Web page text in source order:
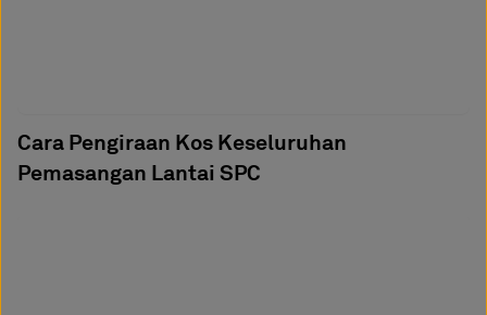
Cara Pengiraan Kos Keseluruhan
Pemasangan Lantai SPC